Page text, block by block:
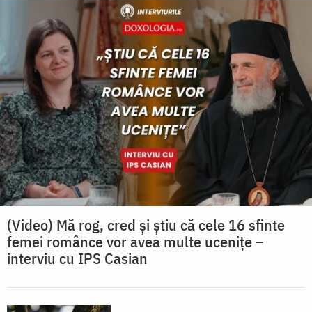
(Video) Mă rog, cred și știu că cele 16 sfinte
femei românce vor avea multe ucenițe –
interviu cu IPS Casian